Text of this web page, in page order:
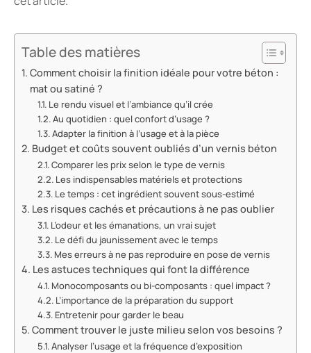
Table des matières
Comment choisir la finition idéale pour votre béton :
mat ou satiné ?
Le rendu visuel et l’ambiance qu’il crée
Au quotidien : quel confort d’usage ?
Adapter la finition à l’usage et à la pièce
Budget et coûts souvent oubliés d’un vernis béton
Comparer les prix selon le type de vernis
Les indispensables matériels et protections
Le temps : cet ingrédient souvent sous-estimé
Les risques cachés et précautions à ne pas oublier
L’odeur et les émanations, un vrai sujet
Le défi du jaunissement avec le temps
Mes erreurs à ne pas reproduire en pose de vernis
Les astuces techniques qui font la différence
Monocomposants ou bi-composants : quel impact ?
L’importance de la préparation du support
Entretenir pour garder le beau
Comment trouver le juste milieu selon vos besoins ?
Analyser l’usage et la fréquence d’exposition